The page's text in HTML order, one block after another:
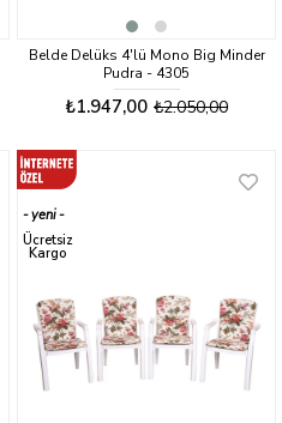
Belde Delüks 4'lü Mono Big Minder
Pudra - 4305
₺1.947,00 ₺2.050,00
yeni
ürün
Ücretsiz
Kargo